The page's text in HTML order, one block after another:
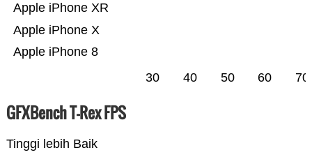
Apple iPhone 8
Apple iPhone X
Apple iPhone XR
30 40 50 60 70
GFXBench T-Rex FPS
Tinggi lebih Baik